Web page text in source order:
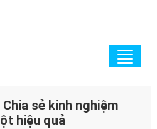
Chia sẻ kinh nghiệm
hiệu quả